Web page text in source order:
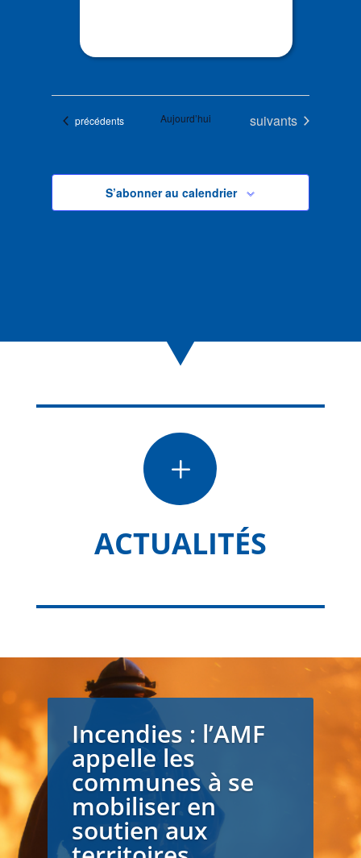
Évènements
précédents Aujourd’hui Évènements
suivants
S’abonner au calendrier
L
ACTUALITÉS
Incendies : l’AMF
appelle les
communes à se
mobiliser en
soutien aux